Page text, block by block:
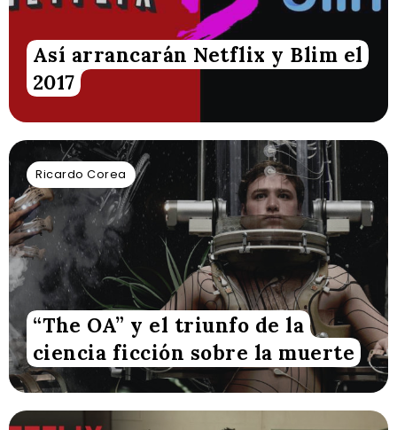
Así arrancarán Netflix y Blim el
2017
Ricardo Corea
“The OA” y el triunfo de la
ciencia ficción sobre la muerte